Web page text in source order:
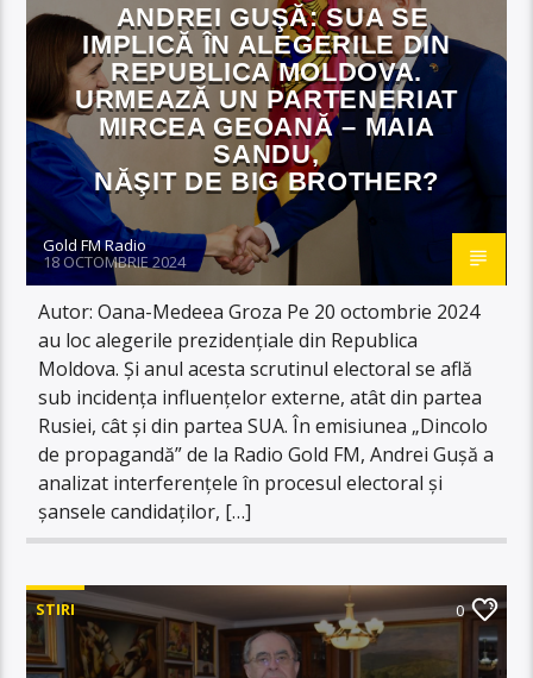
ANDREI GUŞĂ: SUA SE
IMPLICĂ ÎN ALEGERILE DIN
REPUBLICA MOLDOVA.
URMEAZĂ UN PARTENERIAT
MIRCEA GEOANĂ – MAIA
SANDU,
NĂŞIT DE BIG BROTHER?
Gold FM Radio
18 OCTOMBRIE 2024
Autor: Oana-Medeea Groza Pe 20 octombrie 2024
au loc alegerile prezidențiale din Republica
Moldova. Și anul acesta scrutinul electoral se află
sub incidența influențelor externe, atât din partea
Rusiei, cât și din partea SUA. În emisiunea „Dincolo
de propagandă” de la Radio Gold FM, Andrei Gușă a
analizat interferențele în procesul electoral și
șansele candidaților, […]
STIRI 0